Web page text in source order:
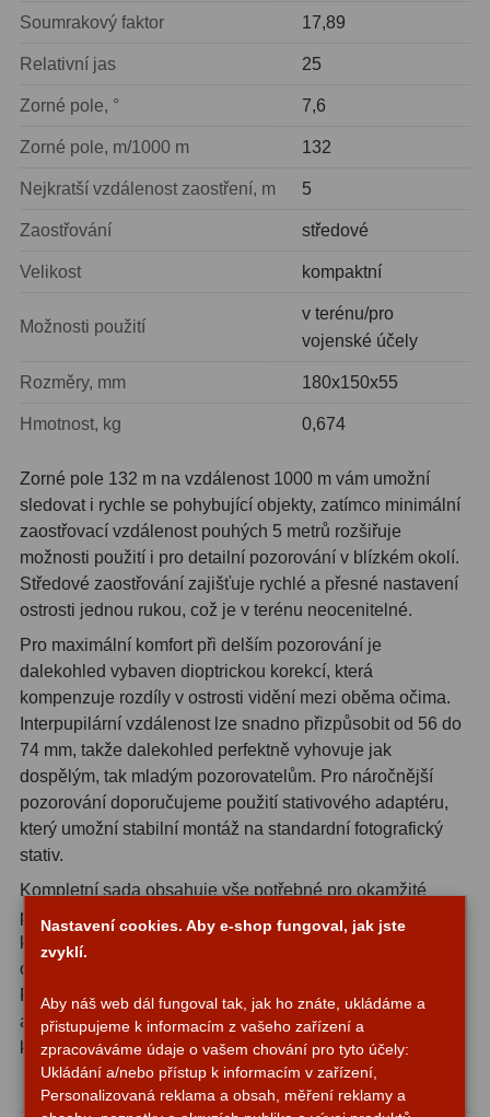
Sekundární zrcadla
Příslušenství188
Redukce 1,25" a 2"
Zrcátka a hranoly2
Výtahy a ostření
5
Kufry a tašky
Čištění28
Ostatní 18
Montáže99
Azimutální AZ6
Paralaktické EQ
Fotografické montáže5
Stativy a pilíře3
Objímky
Motory a pohony13
Upínací prvky
Závaží3
Ostatní
Zrcátka a hranoly60
Diagonální zrcátka35
Diagonální hranoly7
Soumrakový faktor 17,89
Relativní jas 25
Zorné pole, ° 7,6
Zorné pole, m/1000 m 132
Nejkratší vzdálenost zaostření, m 5
Zaostřování středové
Velikost kompaktní
Možnosti použití
v terénu/pro
vojenské účely
Rozměry, mm 180x150x55
Hmotnost, kg 0,674
Zorné pole 132 m na vzdálenost 1000 m vám umožní
sledovat i rychle se pohybující objekty, zatímco minimální
zaostřovací vzdálenost pouhých 5 metrů rozšiřuje
možnosti použití i pro detailní pozorování v blízkém okolí.
Středové zaostřování zajišťuje rychlé a přesné nastavení
ostrosti jednou rukou, což je v terénu neocenitelné.
Pro maximální komfort při delším pozorování je
dalekohled vybaven dioptrickou korekcí, která
kompenzuje rozdíly v ostrosti vidění mezi oběma očima.
Interpupilární vzdálenost lze snadno přizpůsobit od 56 do
74 mm, takže dalekohled perfektně vyhovuje jak
dospělým, tak mladým pozorovatelům. Pro náročnější
pozorování doporučujeme použití stativového adaptéru,
který umožní stabilní montáž na standardní fotografický
stativ.
Kompletní sada obsahuje vše potřebné pro okamžité
použití:
kvalitní binokulární dalekohled
s ochrannými
krytkami čoček a okulárů, pohodlný řemínek na krk,
ochranné pouzdro a podrobný návod s garančním listem.
Pouzdro je navrženo pro maximální ochranu při přepravě
a současně umožňuje rychlý přístup k dalekohledu v
kritických okamžicích.
Proč zvolit značku Bresser
Nastavení cookies. Aby e-shop fungoval, jak jste
zvyklí.
Aby náš web dál fungoval tak, jak ho znáte, ukládáme a
přistupujeme k informacím z vašeho zařízení a
zpracováváme údaje o vašem chování pro tyto účely:
Ukládání a/nebo přístup k informacím v zařízení,
Personalizovaná reklama a obsah, měření reklamy a